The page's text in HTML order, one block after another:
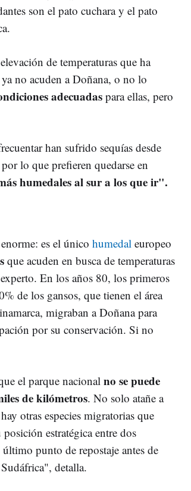
son el pato cuchara y el pato
de temperaturas que ha
no acuden a Doñana, o no lo
adecuadas para ellas, pero
han sufrido sequías desde
lo que prefieren quedarse en
humedales al sur a los que ir".
es el único humedal europeo
que acuden en busca de temperaturas
En los años 80, los primeros
de los gansos, que tienen el área
migraban a Doñana para
por su conservación. Si no
el parque nacional no se puede
de kilómetros. No solo atañe a
otras especies migratorias que
estratégica entre dos
punto de repostaje antes de
detalla.